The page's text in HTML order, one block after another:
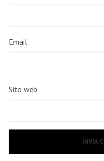
Email
Sito web